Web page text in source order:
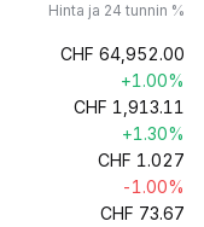
Hinta ja 24 tunnin %
CHF 64,952.00
+1.00%
CHF 1,913.11
+1.30%
CHF 1.027
-1.00%
CHF 73.67